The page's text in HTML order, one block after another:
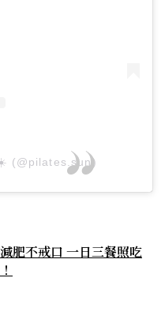
(@pilates.sun)
不戒口 一日三餐照吃